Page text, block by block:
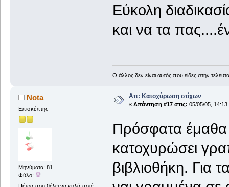
Εύκολη
και να τα
Ο άλλος δεν είναι αυτός που είδες στην
Nota
Επισκέπτης
Μηνύματα: 81
Φύλο:
Απ: Κατοχύρωση στίχων
« Απάντηση #17 στις: 05/05/05, 14:13
Πρόσφατα έμαθα
κατοχυρώσει
βιβλιοθήκη. Για